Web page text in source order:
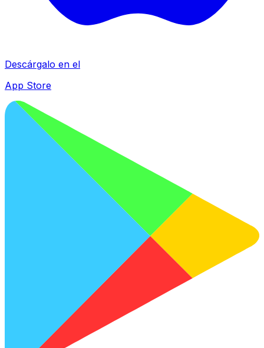
Descárgalo en el
App Store